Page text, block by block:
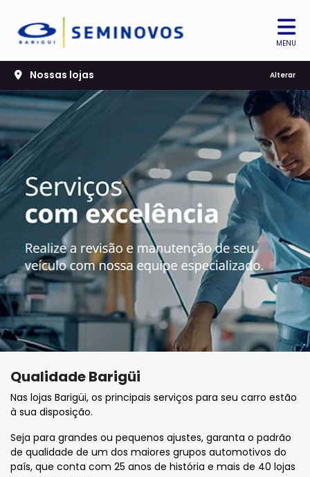
MENU
Nossas lojas Alterar
Qualidade Barigüi
Nas lojas Barigüi, os principais serviços para seu carro estão
à sua disposição.
Seja para grandes ou pequenos ajustes, garanta o padrão
de qualidade de um dos maiores grupos automotivos do
país, que conta com 25 anos de história e mais de 40 lojas